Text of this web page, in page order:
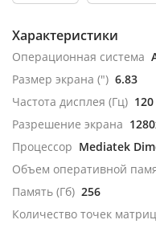
Характеристики
Операционная система
Размер экрана (") 6.83
Частота дисплея (Гц) 120
Разрешение экрана
Процессор Mediatek
Объем оперативной
Память (Гб) 256
Количество точек